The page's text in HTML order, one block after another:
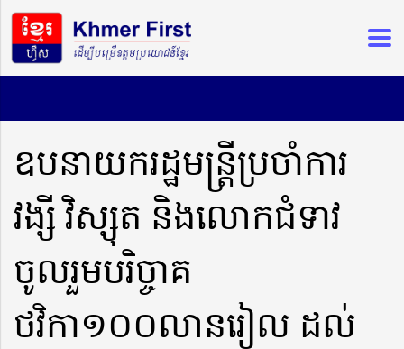
ឧបនាយករដ្ឋមន្រ្តីប្រចាំការ
វង្សី វិស្សុត និងលោកជំទាវ
ចូលរួមបរិច្ចាគ
ថវិកា១០០លានរៀល ដល់